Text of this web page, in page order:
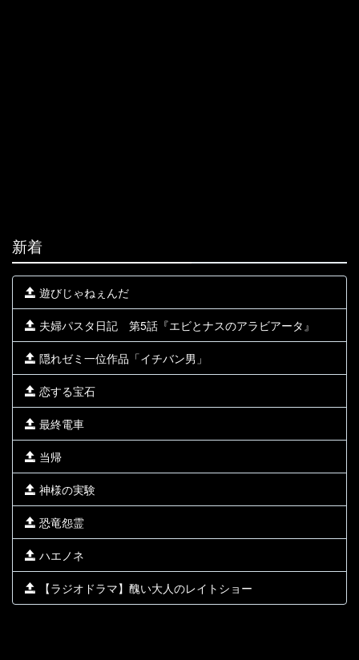
新着
遊びじゃねぇんだ
夫婦パスタ日記 第5話『エビとナスのアラビアータ』
隠れゼミ一位作品「イチバン男」
恋する宝石
最終電車
当帰
神様の実験
恐竜怨霊
ハエノネ
【ラジオドラマ】醜い大人のレイトショー